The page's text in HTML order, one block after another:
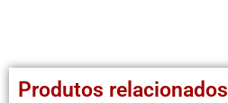
Produtos relacionados